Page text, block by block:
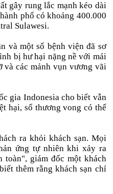
gây rung lắc mạnh kéo dài
phố có khoảng 400.000
Sulawesi.
và một số bệnh viện đã sơ
bị hư hại nặng nề với mái
và các mảnh vụn vương vãi
gia Indonesia cho biết vẫn
hại, số thương vong có thể
ra khỏi khách sạn. Mọi
ứng tự nhiên khi xảy ra
toàn", giám đốc một khách
thêm rằng khách sạn chỉ